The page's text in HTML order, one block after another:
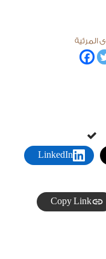
المرئية
LinkedIn
Copy Link